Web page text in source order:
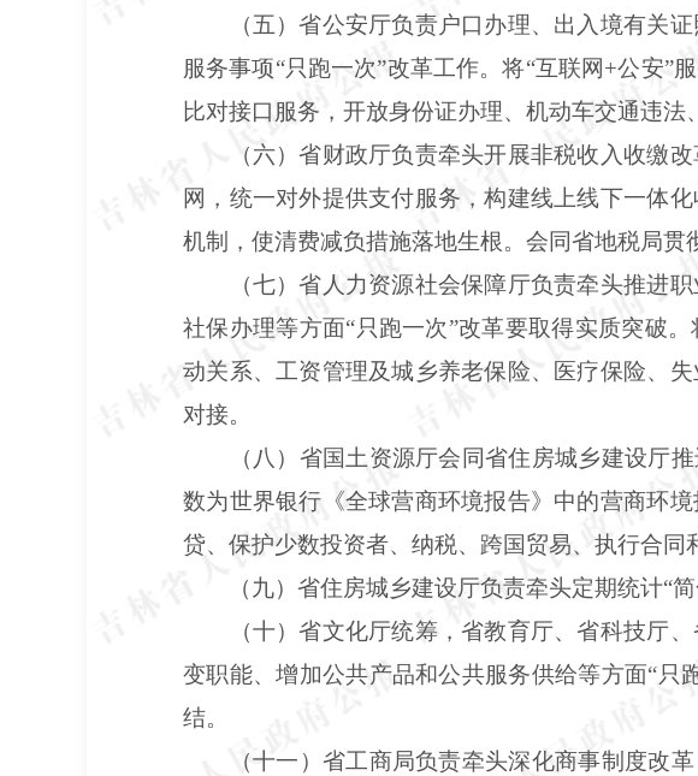
（五）省公安厅负责户口办理、出入境有关
服务事项“只跑一次”改革工作。将“互联网+公安
比对接口服务，开放身份证办理、机动车交通违法
（六）省财政厅负责牵头开展非税收入收缴
网，统一对外提供支付服务，构建线上线下一体
机制，使清费减负措施落地生根。会同省地税局贯
（七）省人力资源社会保障厅负责牵头推进
社保办理等方面“只跑一次”改革要取得实质突破
动关系、工资管理及城乡养老保险、医疗保险、
对接。
（八）省国土资源厅会同省住房城乡建设厅
数为世界银行《全球营商环境报告》中的营商环
贷、保护少数投资者、纳税、跨国贸易、执行合同
（九）省住房城乡建设厅负责牵头定期统计“
（十）省文化厅统筹，省教育厅、省科技厅
变职能、增加公共产品和公共服务供给等方面“只
结。
（十一）省工商局负责牵头深化商事制度改